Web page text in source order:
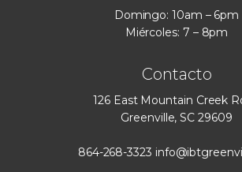
Domingo: 10am – 6pm
Miércoles: 7 – 8pm
Contacto
126 East Mountain Creek
Greenville, SC 29609
864-268-3323